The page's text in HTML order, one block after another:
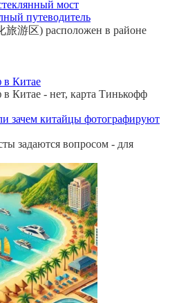
путеводитель
游区) расположен в районе
в Китае
Китае - нет, карта Тинькофф
зачем китайцы фотографируют
задаются вопросом - для